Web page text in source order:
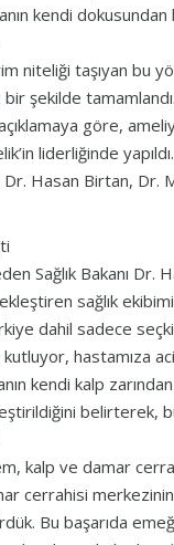
kendi dokusundan
niteliği taşıyan bu
şekilde tamamlandı.
açıklamaya göre,
liderliğinde
Dr. Hasan Birtan, Dr.
Sağlık Bakanı Dr.
sağlık
dahil sadece
hastamıza
kendi kalp
kalp ve damar
cerrahisi
Bu başarıda